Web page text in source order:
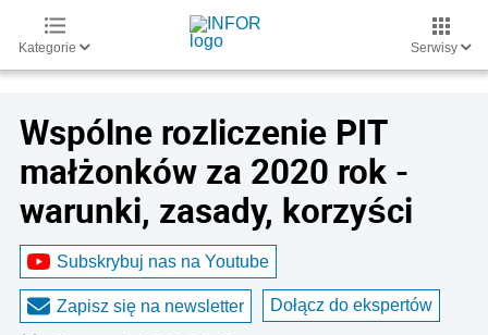
Kategorie Serwisy
Wspólne rozliczenie PIT
małżonków za 2020 rok -
warunki, zasady, korzyści
Subskrybuj nas na Youtube
Zapisz się na newsletter Dołącz do ekspertów